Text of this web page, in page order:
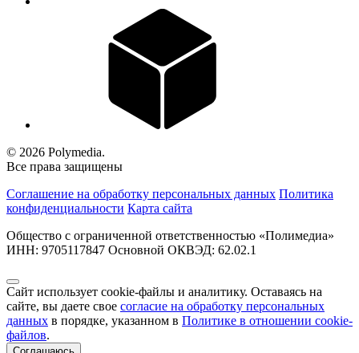
© 2026 Polymedia.
Все права защищены
Соглашение на обработку персональных данных Политика
конфиденциальности Карта сайта
Общество с ограниченной ответственностью «Полимедиа»
ИНН: 9705117847 Основной ОКВЭД: 62.02.1
Сайт использует cookie-файлы и аналитику. Оставаясь на
сайте, вы даете свое согласие на обработку персональных
данных в порядке, указанном в Политике в отношении cookie-
файлов.